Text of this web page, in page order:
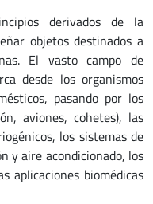
derivados de la
objetos destinados a
El vasto campo de
desde los organismos
pasando por los
aviones, cohetes), las
los sistemas de
y aire acondicionado, los
aplicaciones biomédicas